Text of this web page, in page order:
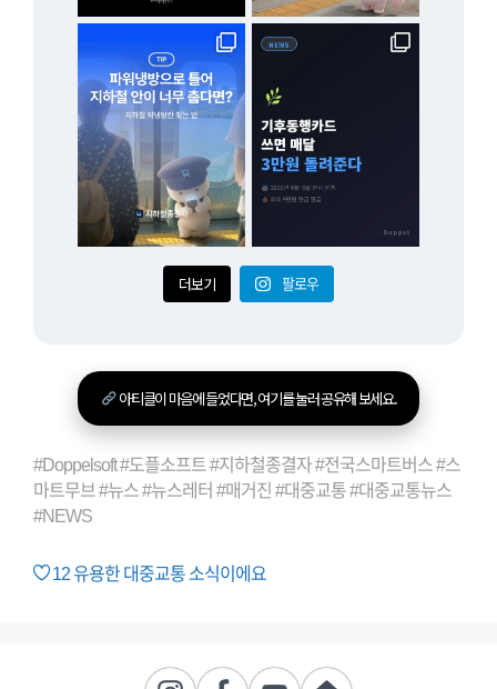
더보기 팔로우
아티클이 마음에 들었다면, 여기를 눌러 공유해 보세요.
#Doppelsoft #도플소프트 #지하철종결자 #전국스마트버스 #스
마트무브 #뉴스 #뉴스레터 #매거진 #대중교통 #대중교통뉴스
#NEWS
12유용한 대중교통 소식이에요